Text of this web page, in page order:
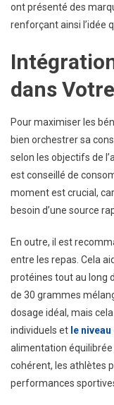
ont présenté des
renforçant ainsi l’idée
dans
Pour maximiser les
bien orchestrer sa
selon les objectifs de
est conseillé de
moment est crucial,
besoin d’une source
En outre, il est
entre les repas. Cela
protéines tout au long
de 30 grammes
dosage idéal, mais
individuels et le
alimentation
cohérent, les athlètes
performances